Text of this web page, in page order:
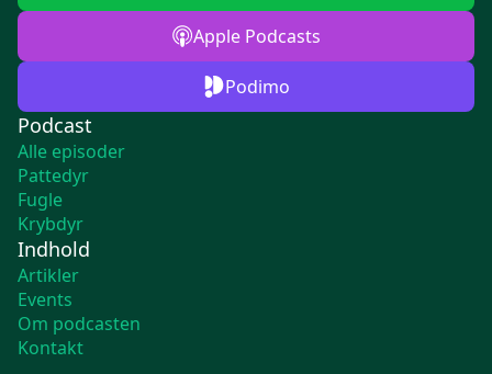
Podcast
Alle episoder
Pattedyr
Fugle
Krybdyr
Indhold
Artikler
Events
Om podcasten
Kontakt
Apple Podcasts
Podimo